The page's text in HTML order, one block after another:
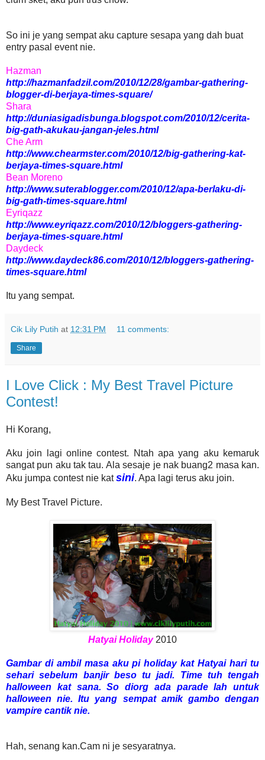
So ini je yang sempat aku capture sesapa yang dah buat
entry pasal event nie.
Hazman
http://hazmanfadzil.com/2010/12/28/gambar-gathering-
blogger-di-berjaya-times-square/
Shara
http://duniasigadisbunga.blogspot.com/2010/12/cerita-
big-gath-akukau-jangan-jeles.html
Che Arm
http://www.chearmster.com/2010/12/big-gathering-kat-
berjaya-times-square.html
Bean Moreno
http://www.suterablogger.com/2010/12/apa-berlaku-di-
big-gath-times-square.html
Eyriqazz
http://www.eyriqazz.com/2010/12/bloggers-gathering-
berjaya-times-square.html
Daydeck
http://www.daydeck86.com/2010/12/bloggers-gathering-
times-square.html
Itu yang sempat.
Cik Lily Putih at 12:31 PM 11 comments:
Share
I Love Click : My Best Travel Picture
Contest!
Hi Korang,
Aku join lagi online contest. Ntah apa yang aku kemaruk
sangat pun aku tak tau. Ala sesaje je nak buang2 masa kan.
Aku jumpa contest nie katsini. Apa lagi terus aku join.
My Best Travel Picture.
Hatyai Holiday2010
Gambar di ambil masa aku pi holiday kat Hatyai hari tu
sehari sebelum banjir beso tu jadi. Time tuh tengah
halloween kat sana. So diorg ada parade lah untuk
halloween nie. Itu yang sempat amik gambo dengan
vampire cantik nie.
Hah, senang kan.Cam ni je sesyaratnya.